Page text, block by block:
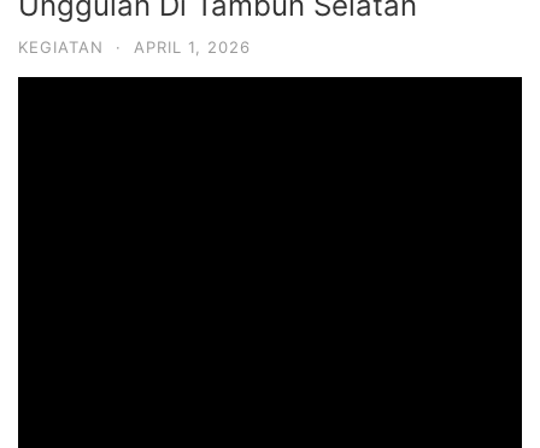
KEGIATAN · APRIL 1, 2026